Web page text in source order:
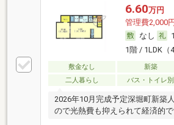
6.60万円
管理費2,000
なし
1階 / 1LDK（
敷金なし 新築
二人暮らし
バス・トイレ別
2026年10月完成予定深堀町新築
ので光熱費も抑えられて経済的